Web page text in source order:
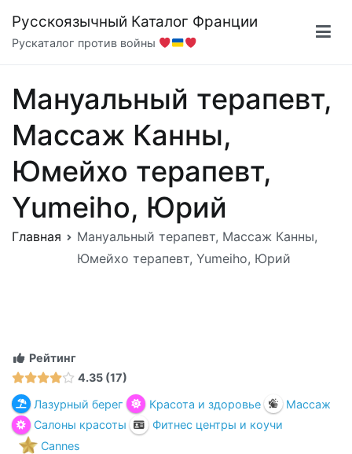
содержимому
Русскоязычный Каталог Франции
Рускаталог против войны
Мануальный терапевт,
Массаж Канны,
Юмейхо терапевт,
Yumeiho, Юрий
Главная
Мануальный терапевт, Массаж Канны,
Юмейхо терапевт, Yumeiho, Юрий
Рейтинг
4.35 17
Лазурный берег
Красота и здоровье
Массаж
Салоны красоты
Фитнес центры и коучи
Cannes